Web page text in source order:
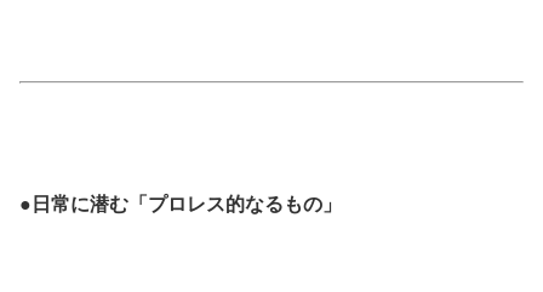
●日常に潜む「プロレス的なるもの」